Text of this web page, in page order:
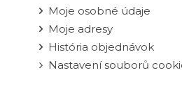
Moje osobné údaje
Moje adresy
História objednávok
Nastavení souborů